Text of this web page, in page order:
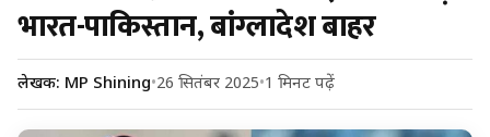
भारत-पाकिस्तान, बांग्लादेश बाहर
लेखक: MP Shining•26 सितंबर 2025•1 मिनट पढ़ें